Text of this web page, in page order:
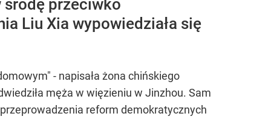
środę przeciwko
Liu Xia wypowiedziała się
- napisała żona chińskiego
męża w więzieniu w Jinzhou. Sam
reform demokratycznych